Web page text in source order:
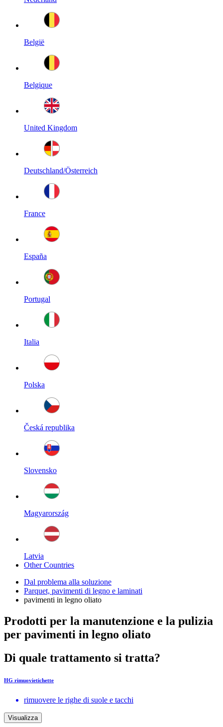
België
Belgique
United Kingdom
Deutschland/Österreich
France
España
Portugal
Italia
Polska
Česká republika
Slovensko
Magyarország
Latvia
Other Countries
Dal problema alla soluzione
Parquet, pavimenti di legno e laminati
pavimenti in legno oliato
Prodotti per la manutenzione e la pulizia
per pavimenti in legno oliato
Di quale trattamento si tratta?
HG rimuovietichette
rimuovere le righe di suole e tacchi
Visualizza